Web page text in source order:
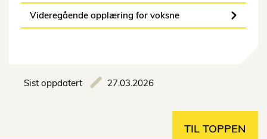
Videregående opplæring for voksne
Sist oppdatert 27.03.2026
TIL TOPPEN